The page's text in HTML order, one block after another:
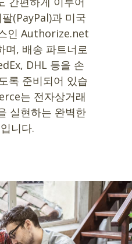
(PayPal)과 미국
인 Authorize.net
며, 배송 파트너로
DHL 등을 손
록 준비되어 있습
는 전자상거래
실현하는 완벽한
니다.